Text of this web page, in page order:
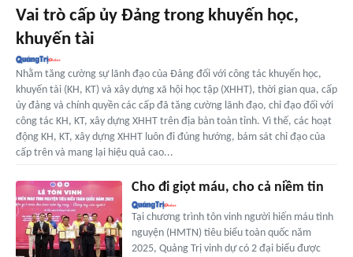
Vai trò cấp ủy Đảng trong khuyến học,
khuyến tài
Nhằm tăng cường sự lãnh đạo của Đảng đối với công tác khuyến học,
khuyến tài (KH, KT) và xây dựng xã hội học tập (XHHT), thời gian qua, cấp
ủy đảng và chính quyền các cấp đã tăng cường lãnh đạo, chỉ đạo đối với
công tác KH, KT, xây dựng XHHT trên địa bàn toàn tỉnh. Vì thế, các hoạt
động KH, KT, xây dựng XHHT luôn đi đúng hướng, bám sát chỉ đạo của
cấp trên và mang lại hiệu quả cao...
Cho đi giọt máu, cho cả niềm tin
Tại chương trình tôn vinh người hiến máu tình
nguyện (HMTN) tiêu biểu toàn quốc năm
2025, Quảng Trị vinh dự có 2 đại biểu được